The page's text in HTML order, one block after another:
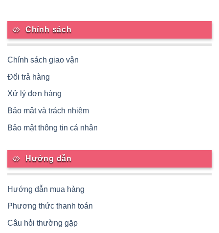
Chính sách
Chính sách giao vận
Đổi trả hàng
Xử lý đơn hàng
Bảo mật và trách nhiệm
Bảo mật thông tin cá nhân
Hướng dẫn
Hướng dẫn mua hàng
Phương thức thanh toán
Câu hỏi thường gặp